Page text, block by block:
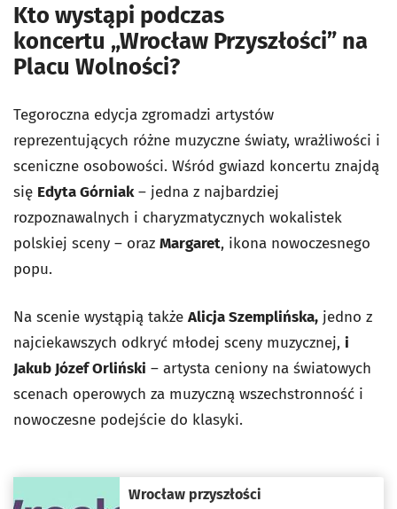
Kto wystąpi podczas
koncertu „Wrocław Przyszłości” na
Placu Wolności?
Tegoroczna edycja zgromadzi artystów
reprezentujących różne muzyczne światy, wrażliwości i
sceniczne osobowości. Wśród gwiazd koncertu znajdą
się Edyta Górniak– jedna z najbardziej
rozpoznawalnych i charyzmatycznych wokalistek
polskiej sceny – oraz Margaret, ikona nowoczesnego
popu.
Na scenie wystąpią także Alicja Szemplińska, jedno z
najciekawszych odkryć młodej sceny muzycznej, i
Jakub Józef Orliński – artysta ceniony na światowych
scenach operowych za muzyczną wszechstronność i
nowoczesne podejście do klasyki.
Wrocław przyszłości